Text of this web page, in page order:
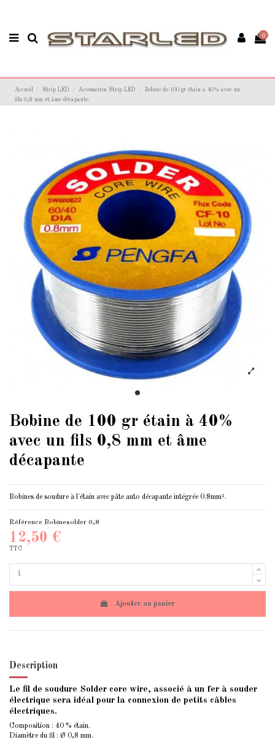
0
Accueil Strip LED Accessoires Strip LED
Bobine de 100 gr étain à 40% avec un
fils 0,8 mm et âme décapante
Bobine de 100 gr étain à 40%
avec un fils 0,8 mm et âme
décapante
Bobines de soudure à l'étain avec pâte auto décapante intégrée 0.8mm².
Référence Bobinesolder 0,8
12,50 €
TTC
Ajouter au panier
Description
Le fil de soudure Solder core wire, associé à un fer à souder
électrique sera idéal pour la connexion de petits câbles
électriques.
Composition : 40 % étain.
Diamètre du fil : Ø 0,8 mm.